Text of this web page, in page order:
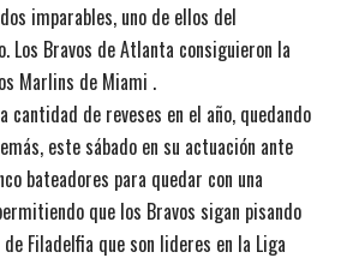
imparables, uno de ellos del
Los Bravos de Atlanta consiguieron la
Marlins de Miami .
cantidad de reveses en el año, quedando
este sábado en su actuación ante
bateadores para quedar con una
que los Bravos sigan pisando
Filadelfia que son lideres en la Liga